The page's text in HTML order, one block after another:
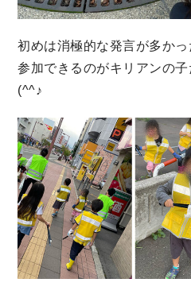
初めは消極的な発言が多か
参加できるのがキリアンの
(^^♪